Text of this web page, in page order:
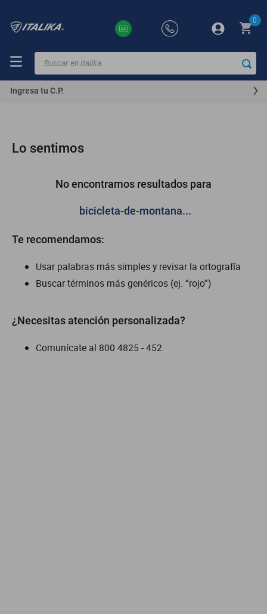
0
Buscar en Italika...
Ingresa tu C.P.
Lo sentimos
No encontramos resultados para
bicicleta-de-montana...
Te recomendamos:
Usar palabras más simples y revisar la ortografía
Buscar términos más genéricos (ej. “rojo”)
¿Necesitas atención personalizada?
Comunícate al 800 4825 - 452
TÉRMINOS
MÁS
250z
vortex
300z
dm 300